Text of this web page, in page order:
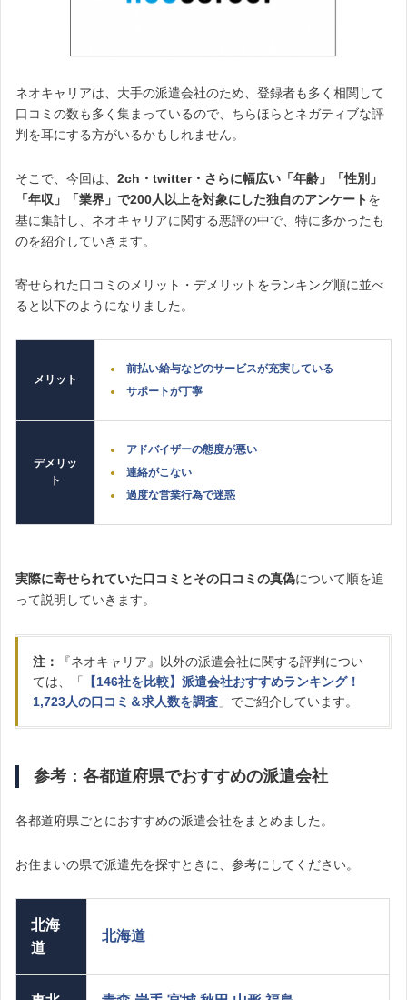
ネオキャリアは、大手の派遣会社のため、登録者も多く相関して
口コミの数も多く集まっているので、ちらほらとネガティブな評
判を耳にする方がいるかもしれません。
そこで、今回は、 2ch・twitter・さらに幅広い「年齢」「性別」
「年収」「業界」で200人以上を対象にした独自のアンケートを
基に集計し、 ネオキャリアに関する悪評の中で、特に多かったも
のを紹介していきます。
寄せられた口コミのメリット・デメリットをランキング順に並べ
ると以下のようになりました。
メリット
前払い給与などのサービスが充実している
サポートが丁寧
デメリッ
ト
アドバイザーの態度が悪い
連絡がこない
過度な営業行為で迷惑
実際に寄せられていた口コミとその口コミの真偽について順を追
って説明していきます。
注：
『ネオキャリア』以外の派遣会社に関する評判につい
ては、「 【146社を比較】派遣会社おすすめランキング！
1,723人の口コミ＆求人数を調査 」でご紹介しています。
参考：各都道府県でおすすめの派遣会社
各都道府県ごとにおすすめの派遣会社をまとめました。
お住まいの県で派遣先を探すときに、参考にしてください。
北海
道
北海道